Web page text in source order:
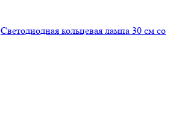
Светодиодная кольцевая лампа 30 см со